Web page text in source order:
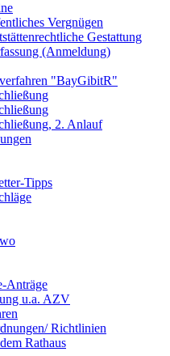
Vergnügen
Gestattung
(Anmeldung)
"BayGibitR"
2. Anlauf
Tipps
Anträge
u.a. AZV
Richtlinien
Rathaus